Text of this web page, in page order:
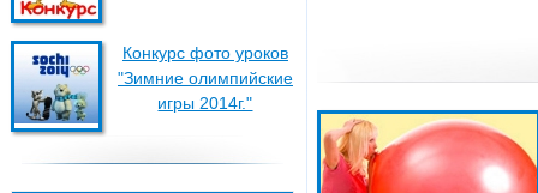
Конкурс фото уроков
"Зимние олимпийские
игры 2014г."